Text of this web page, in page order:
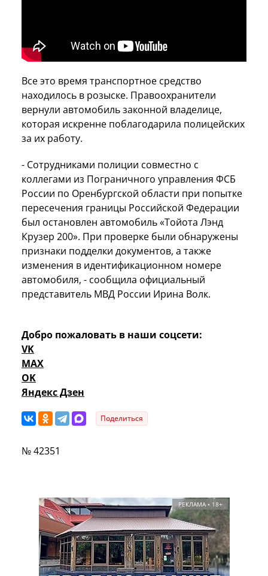
Все это время транспортное средство
находилось в розыске. Правоохранители
вернули автомобиль законной владелице,
которая искренне поблагодарила полицейских
за их работу.
- Сотрудниками полиции совместно с
коллегами из Пограничного управления ФСБ
России по Оренбургской области при попытке
пересечения границы Российской Федерации
был остановлен автомобиль «Тойота Лэнд
Крузер 200». При проверке были обнаружены
признаки подделки документов, а также
изменения в идентификационном номере
автомобиля, - сообщила официальный
представитель МВД России Ирина Волк.
Добро пожаловать в наши соцсети:
VK
MAX
OK
Яндекс Дзен
Поделиться
№ 42351
РЕКЛАМА • 18+